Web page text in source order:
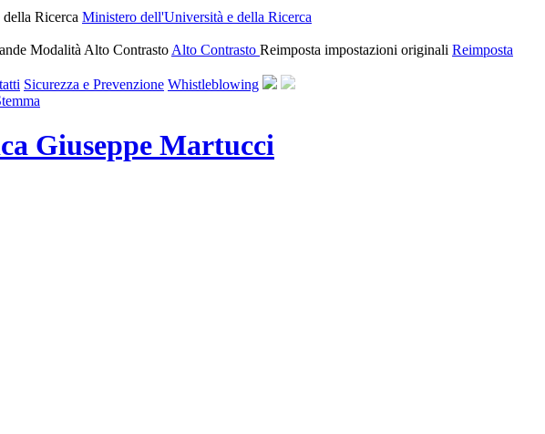
Ricerca Ministero dell'Università e della Ricerca
Modalità Alto Contrasto Alto Contrasto Reimposta impostazioni originali Reimposta
Sicurezza e Prevenzione Whistleblowing
Giuseppe Martucci